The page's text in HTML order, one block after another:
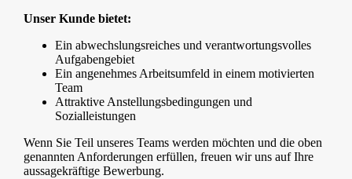
Unser Kunde bietet:
Ein abwechslungsreiches und verantwortungsvolles
Aufgabengebiet
Ein angenehmes Arbeitsumfeld in einem motivierten
Team
Attraktive Anstellungsbedingungen und
Sozialleistungen
Wenn Sie Teil unseres Teams werden möchten und die oben
genannten Anforderungen erfüllen, freuen wir uns auf Ihre
aussagekräftige Bewerbung.